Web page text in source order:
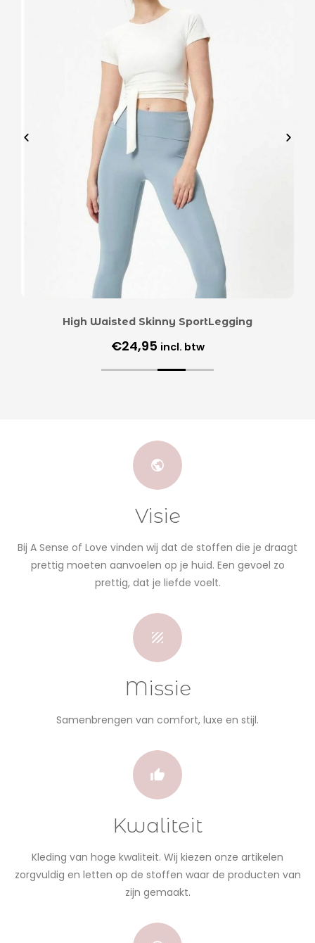
High Waisted Skinny SportLegging
€24,95 incl. btw
Visie
Bij A Sense of Love vinden wij dat de stoffen die je draagt
prettig moeten aanvoelen op je huid. Een gevoel zo
prettig, dat je liefde voelt.
Missie
Samenbrengen van comfort, luxe en stijl.
Kwaliteit
Kleding van hoge kwaliteit. Wij kiezen onze artikelen
zorgvuldig en letten op de stoffen waar de producten van
zijn gemaakt.